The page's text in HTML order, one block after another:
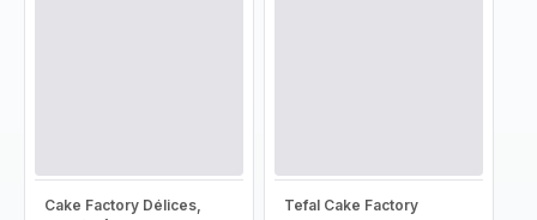
Cake Factory Délices,
Tefal Cake Factory